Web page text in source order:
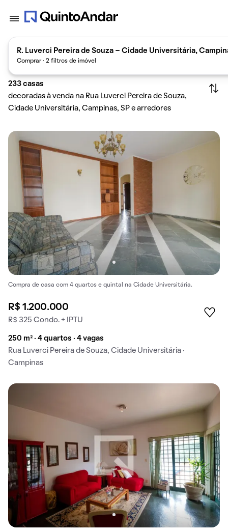
R. Luverci Pereira de Souza - Cidade Universitária,
Comprar · 2 filtros de imóvel
233 casas
decoradas à venda na Rua Luverci Pereira de Souza,
Cidade Universitária, Campinas, SP e arredores
Compra de casa com 4 quartos e quintal na Cidade Universitária.
R$ 1.200.000
R$ 325 Condo. + IPTU
250 m² · 4 quartos · 4 vagas
Rua Luverci Pereira de Souza, Cidade Universitária ·
Campinas